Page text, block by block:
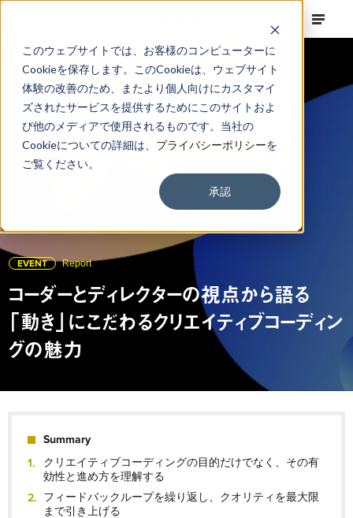
このウェブサイトでは、お客様のコンピューターに
Cookieを保存します。このCookieは、ウェブサイト
体験の改善のため、またより個人向けにカスタマイ
ズされたサービスを提供するためにこのサイトおよ
び他のメディアで使用されるものです。当社の
Cookieについての詳細は、 プライバシーポリシーを
ご覧ください。
承認
EVENT Report
コーダーとディレクターの視点から語る
「動き」にこだわるクリエイティブコーディン
グの魅力
Summary
クリエイティブコーディングの目的だけでなく、その有
効性と進め方を理解する
フィードバックループを繰り返し、クオリティを最大限
まで引き上げる